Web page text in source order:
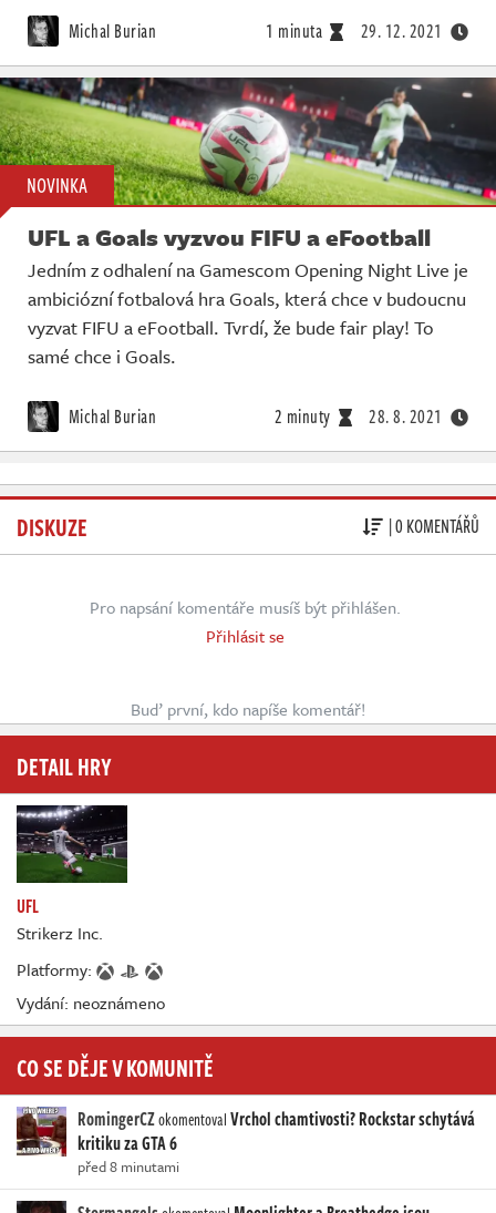
Michal Burian 1 minuta 29. 12. 2021
NOVINKA
UFL a Goals vyzvou FIFU a eFootball
Jedním z odhalení na Gamescom Opening Night Live je
ambiciózní fotbalová hra Goals, která chce v budoucnu
vyzvat FIFU a eFootball. Tvrdí, že bude fair play! To
samé chce i Goals.
Michal Burian 2 minuty 28. 8. 2021
DISKUZE | 0 KOMENTÁŘŮ
Pro napsání komentáře musíš být přihlášen.
Přihlásit se
Buď první, kdo napíše komentář!
DETAIL HRY
UFL
Strikerz Inc.
Platformy:
Vydání: neoznámeno
CO SE DĚJE V KOMUNITĚ
RomingerCZokomentovalVrchol chamtivosti? Rockstar schytává
kritiku za GTA 6
před 8 minutami